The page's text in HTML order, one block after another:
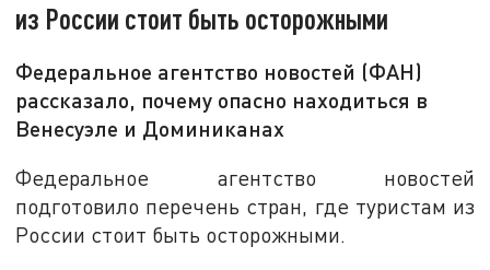
из России стоит быть осторожными
Федеральное агентство новостей (ФАН)
рассказало, почему опасно находиться в
Венесуэле и Доминиканах
Федеральное агентство новостей
подготовило перечень стран, где туристам из
России стоит быть осторожными.